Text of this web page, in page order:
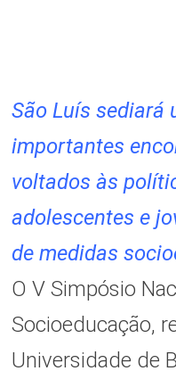
São Luís sediará
importantes
voltados às
adolescentes e
de medidas
O V Simpósio
Socioeducação,
Universidade de